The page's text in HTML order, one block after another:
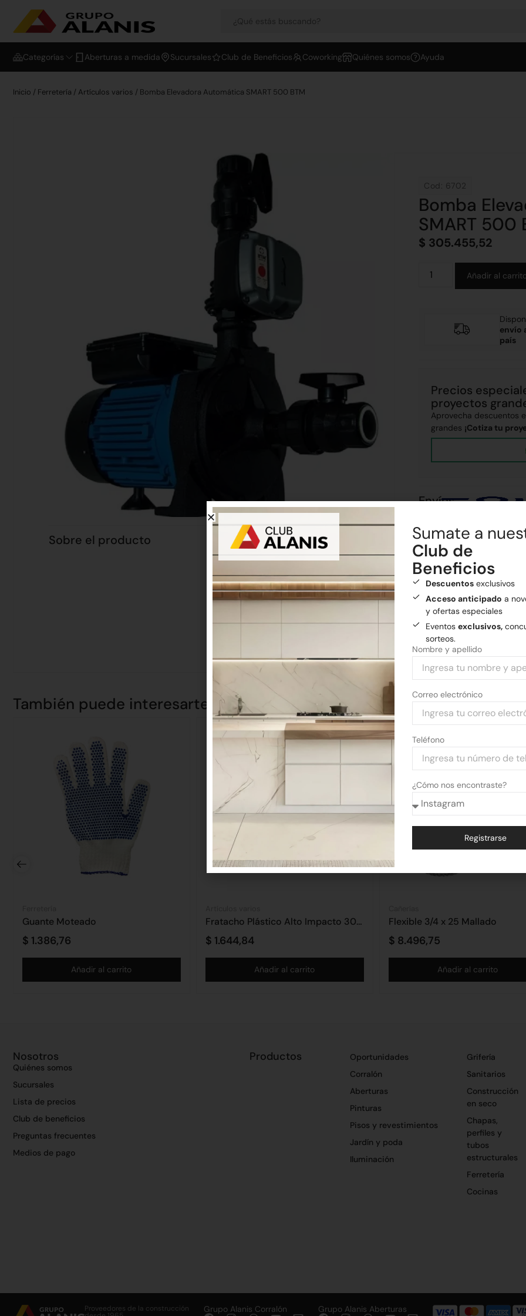
Categorías Aberturas a medida Sucursales Club de Beneficios Coworking Quiénes somos Ayuda
Inicio / Ferretería / Artículos varios / Bomba Elevadora Automática SMART 500 BTM
Sobre el producto
Cod: 6702
Bomba
SMART 500
$ 305.455,52
Añadir al
envío
país
Precios
proyectos
Aprovecha descuentos
grandes ¡Cotiza tu
Envíos
Realizamos envíos a todo
Envío gratis
a
Medios de pago
Pagá tu compra con
También puede interesarte
Guante Moteado
$ 1.386,76
Añadir al carrito
Fratacho Plástico Alto Impacto 30cm
$ 1.644,84
Añadir al carrito
Flexible 3/4 x 25 Mallado
$ 8.496,75
Añadir al carrito
Nosotros
Quiénes somos
Sucursales
Lista de precios
Club de beneficios
Preguntas frecuentes
Medios de pago
Productos
Oportunidades
Corralón
Aberturas
Pinturas
Pisos y revestimientos
Jardín y poda
Iluminación
Grifería
Sanitarios
Construcción
en seco
Chapas,
perfiles y
tubos
estructurales
Ferretería
Cocinas
Proveedores de la construcción Grupo Alanis Corralón Grupo Alanis Aberturas
Sumate a
Club de
Beneficios
Descuentosexclusivos
Acceso anticipado a
y ofertas especiales
Eventos exclusivos,
sorteos.
Nombre y apellido
Correo electrónico
Teléfono
¿Cómo nos encontraste?
Registrarse